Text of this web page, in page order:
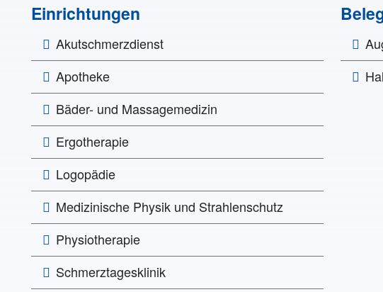
Einrichtungen
Akutschmerzdienst
Apotheke
Bäder- und Massagemedizin
Ergotherapie
Logopädie
Medizinische Physik und Strahlenschutz
Physiotherapie
Schmerztagesklinik